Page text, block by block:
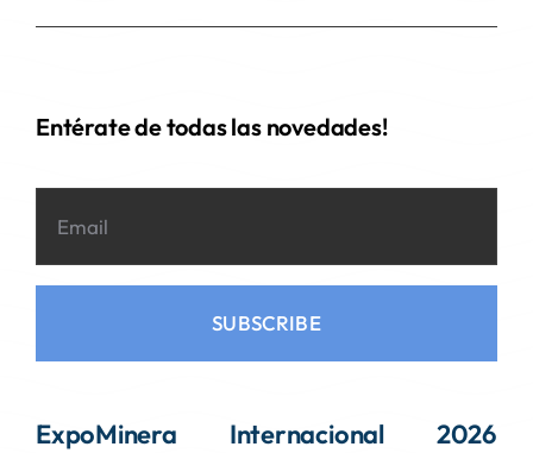
Entérate de todas las novedades!
SUBSCRIBE
ExpoMinera Internacional 2026